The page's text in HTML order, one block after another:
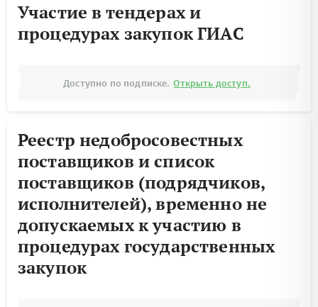
Участие в тендерах и
процедурах закупок ГИАС
Доступно по подписке. Открыть доступ.
Реестр недобросовестных
поставщиков и список
поставщиков (подрядчиков,
исполнителей), временно не
допускаемых к участию в
процедурах государственных
закупок